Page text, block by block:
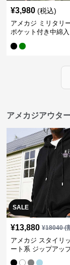
¥3,980 (税込)
アメカジ ミリタリ
ポケット付き中綿
アメカジアウタ
SALE
¥13,880 ¥18040(
アメカジ スタイリ
ート系 ジップアッ